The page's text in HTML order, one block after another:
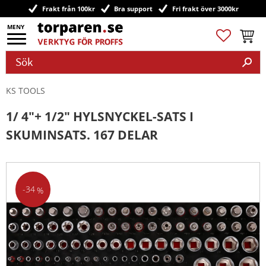
Meny
Frakt från 100kr Bra support Fri frakt över 3000kr
Favoriter
KS TOOLS
1/ 4"+ 1/2" HYLSNYCKEL-SATS I
SKUMINSATS. 167 DELAR
34%